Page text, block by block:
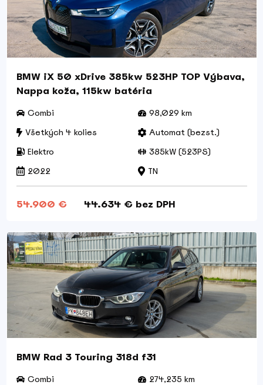
BMW iX 50 xDrive 385kw 523HP TOP Výbava,
Nappa koža, 115kw batéria
Combi
98,029 km
Všetkých 4 kolies
Automat (bezst.)
Elektro
385kW (523PS)
2022
TN
54.900 € 44.634 € bez DPH
BMW Rad 3 Touring 318d f31
Combi
274,235 km